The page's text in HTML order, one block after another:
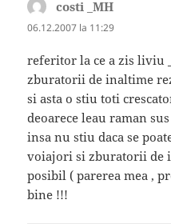
costi _MH
06.12.2007 la 11:29
referitor la ce a zis liviu
zburatorii de inaltime
si asta o stiu toti
deoarece leau raman
insa nu stiu daca se
voiajori si zburatorii de
posibil ( parerea mea ,
bine !!!